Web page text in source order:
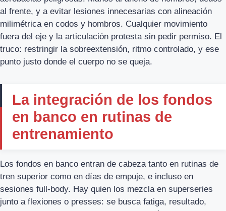
al frente, y a evitar lesiones innecesarias con alineación
milimétrica en codos y hombros. Cualquier movimiento
fuera del eje y la articulación protesta sin pedir permiso. El
truco: restringir la sobreextensión, ritmo controlado, y ese
punto justo donde el cuerpo no se queja.
La integración de los fondos
en banco en rutinas de
entrenamiento
Los fondos en banco entran de cabeza tanto en rutinas de
tren superior como en días de empuje, e incluso en
sesiones full-body. Hay quien los mezcla en superseries
junto a flexiones o presses: se busca fatiga, resultado,